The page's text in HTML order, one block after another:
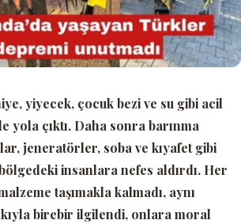
yiyecek, çocuk bezi ve su gibi acil
yola çıktı. Daha sonra barınma
jeneratörler, soba ve kıyafet gibi
insanlara nefes aldırdı. Her
taşımakla kalmadı, aynı
birebir ilgilendi, onlara moral